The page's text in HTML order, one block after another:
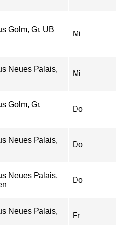
Golm, Gr. UB
Mi
Neues Palais,
Mi
Golm, Gr.
Do
Neues Palais,
Do
Neues Palais,
Do
Neues Palais,
Fr